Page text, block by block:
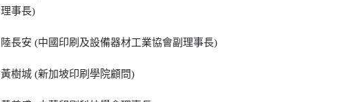
理事長)
陸長安 (中國印刷及設備器材工業協會副理事長)
黃樹城 (新加坡印刷學院顧問)